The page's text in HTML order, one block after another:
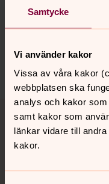
Samtycke
Vi använder kakor
Vissa av våra kakor
webbplatsen ska
analys och kakor
samt kakor som
länkar vidare till
kakor.
Synpunkter
innehåll?
Tillbaka till toppen
Tillbaka till innehållet